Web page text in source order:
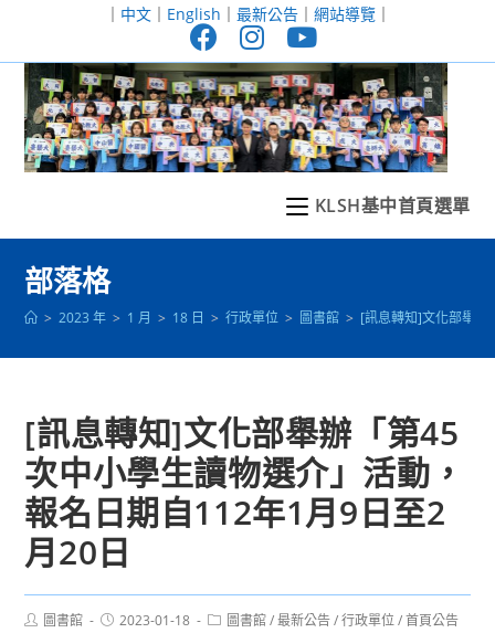
至
｜ 中文｜ English ｜ 最新公告｜ 網站導覽｜
KLSH基中首頁選單
部落格
> 2023 年 > 1 月 > 18 日 > 行政單位 > 圖書館 > [訊息轉知]文化部舉辦
[訊息轉知]文化部舉辦「第45
次中小學生讀物選介」活動，
報名日期自112年1月9日至2
月20日
Post圖書館
Post2023-01-18
Post圖書館 / 最新公告 / 行政單位 / 首頁公告